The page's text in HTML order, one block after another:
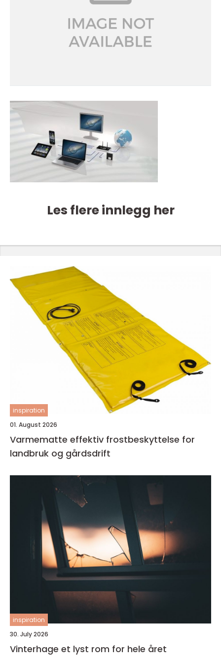
Les flere innlegg her
inspiration
01. August 2026
Varmematte effektiv frostbeskyttelse for
landbruk og gårdsdrift
inspiration
30. July 2026
Vinterhage et lyst rom for hele året